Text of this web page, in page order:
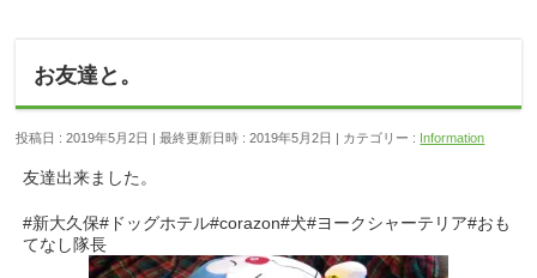
お友達と。
投稿日 : 2019年5月2日 最終更新日時 : 2019年5月2日 カテゴリー : Information
友達出来ました。
#新大久保#ドッグホテル#corazon#犬#ヨークシャーテリア#おも
てなし隊長